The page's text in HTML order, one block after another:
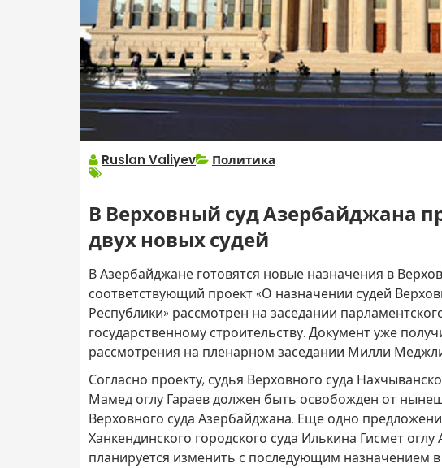
Ruslan Valiyev Политика
В Верховный суд Азербайджана
двух новых судей
В Азербайджане готовятся новые назначения в
соответствующий проект «О назначении судей
Республики» рассмотрен на заседании
государственному строительству. Документ уже
рассмотрения на пленарном заседании Милли
Согласно проекту, судья Верховного суда
Мамед оглу Гараев должен быть освобожден от
Верховного суда Азербайджана. Еще одно
Ханкендинского городского суда Илькина Гисмет
планируется изменить с последующим назначением